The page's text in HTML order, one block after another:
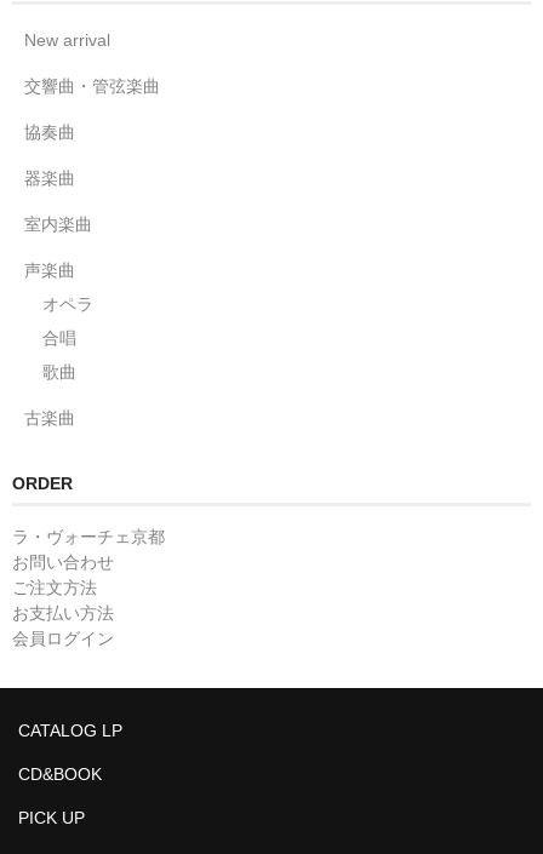
New arrival
交響曲・管弦楽曲
協奏曲
器楽曲
室内楽曲
声楽曲
オペラ
合唱
歌曲
古楽曲
ORDER
ラ・ヴォーチェ京都
お問い合わせ
ご注文方法
お支払い方法
会員ログイン
CATALOG LP
CD&BOOK
PICK UP